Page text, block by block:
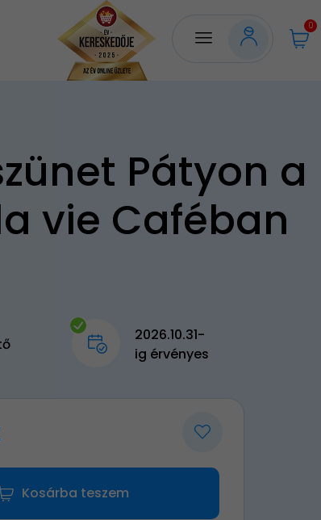
0
Pátyon a
vie Caféban
2026.10.31-
ig érvényes
Kosárba teszem